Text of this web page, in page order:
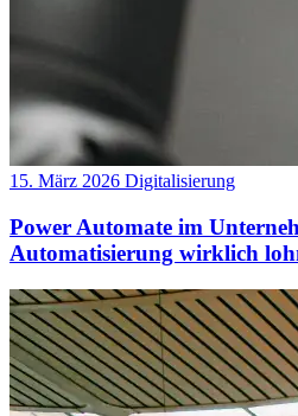
15. März 2026 Digitalisierung
Power Automate im
Automatisierung wirklich